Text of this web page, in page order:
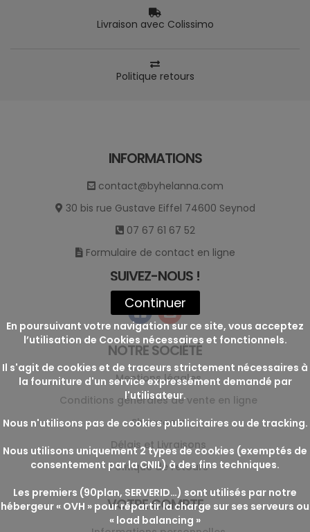
Livraison avec Colissimo
Politique retours
INFORMATIONS
contact@byhelanna.com
30 bis rue Gustave Eiffel 74600 Seynod
07 67 61 67 52
Formulaire de contact en ligne
SUIVEZ-NOUS !
NOTRE SOCIÉTÉ
Mentions légales
Conditions générales de vente en ligne
Showroom
Délais et Livraisons
Politique de retours
VOTRE COMPTE
Continuer
En poursuivant votre navigation sur ce site, vous acceptez
l’utilisation de Cookies nécessaires et fonctionnels.
Il s'agit de cookies et de traceurs strictement nécessaires à
la fourniture d'un service expressément demandé par
l'utilisateur.
Nous n'utilisons pas de cookies publicitaires ou de tracking.
Nous utilisons uniquement 2 types de cookies (exemptés de
consentement par la CNIL) à des fins techniques.
Les premiers (90plan, SERVERID…) sont utilisés par notre
hébergeur « OVH » pour répartir la charge sur ses serveurs ou
« load balancing »